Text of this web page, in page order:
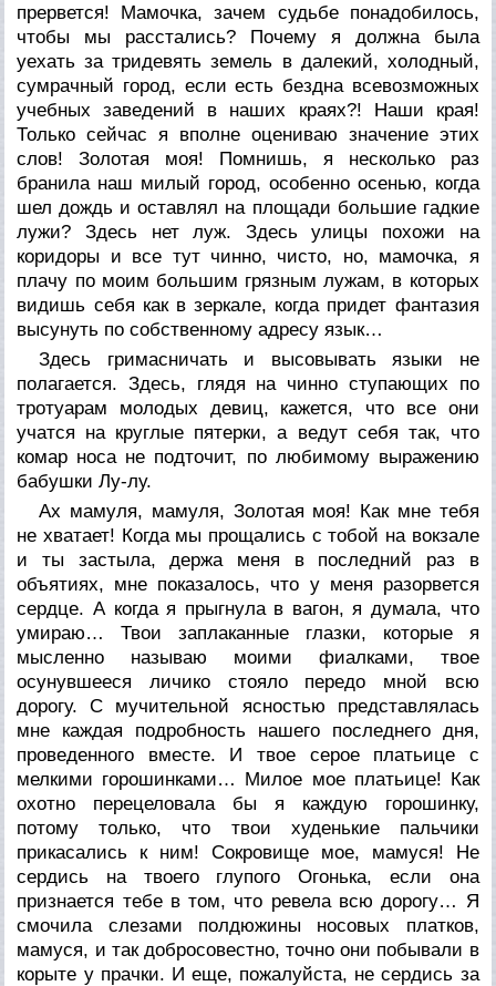
прервется! Мамочка, зачем судьбе понадобилось,
чтобы мы расстались? Почему я должна была
уехать за тридевять земель в далекий, холодный,
сумрачный город, если есть бездна всевозможных
учебных заведений в наших краях?! Наши края!
Только сейчас я вполне оцениваю значение этих
слов! Золотая моя! Помнишь, я несколько раз
бранила наш милый город, особенно осенью, когда
шел дождь и оставлял на площади большие гадкие
лужи? Здесь нет луж. Здесь улицы похожи на
коридоры и все тут чинно, чисто, но, мамочка, я
плачу по моим большим грязным лужам, в которых
видишь себя как в зеркале, когда придет фантазия
высунуть по собственному адресу язык…
Здесь гримасничать и высовывать языки не
полагается. Здесь, глядя на чинно ступающих по
тротуарам молодых девиц, кажется, что все они
учатся на круглые пятерки, а ведут себя так, что
комар носа не подточит, по любимому выражению
бабушки Лу-лу.
Ах мамуля, мамуля, Золотая моя! Как мне тебя
не хватает! Когда мы прощались с тобой на вокзале
и ты застыла, держа меня в последний раз в
объятиях, мне показалось, что у меня разорвется
сердце. А когда я прыгнула в вагон, я думала, что
умираю… Твои заплаканные глазки, которые я
мысленно называю моими фиалками, твое
осунувшееся личико стояло передо мной всю
дорогу. С мучительной ясностью представлялась
мне каждая подробность нашего последнего дня,
проведенного вместе. И твое серое платьице с
мелкими горошинками… Милое мое платьице! Как
охотно перецеловала бы я каждую горошинку,
потому только, что твои худенькие пальчики
прикасались к ним! Сокровище мое, мамуся! Не
сердись на твоего глупого Огонька, если она
признается тебе в том, что ревела всю дорогу… Я
смочила слезами полдюжины носовых платков,
мамуся, и так добросовестно, точно они побывали в
корыте у прачки. И еще, пожалуйста, не сердись за